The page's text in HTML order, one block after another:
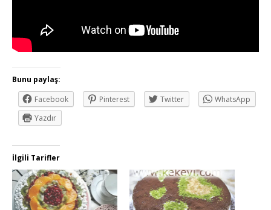
Bunu paylaş:
Facebook
Pinterest Twitter
WhatsApp
Yazdır
İlgili Tarifler